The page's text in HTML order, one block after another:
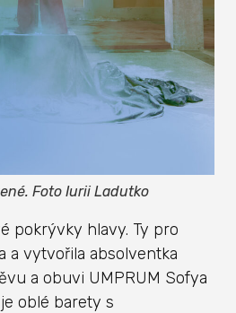
Foto Iurii Ladutko
pokrývky hlavy. Ty pro
a vytvořila absolventka
a obuvi UMPRUM Sofya
oblé barety s